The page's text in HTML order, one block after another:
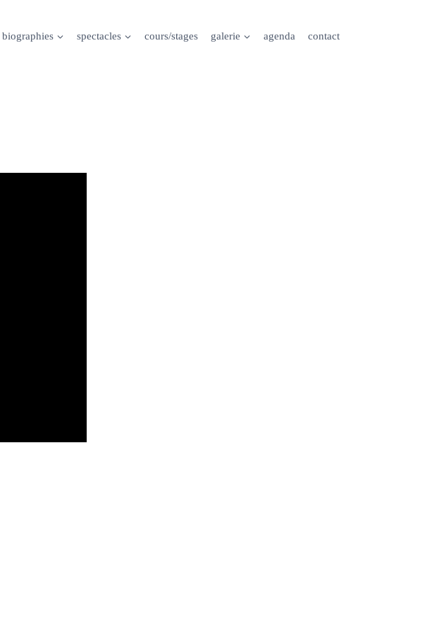
biographies spectacles cours/stages galerie agenda contact